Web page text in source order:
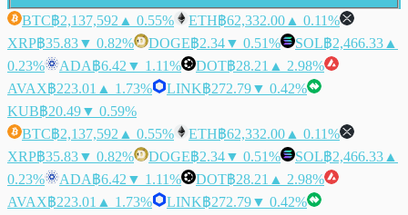
BTC฿2,137,592 ▲ 0.55% ETH฿62,332.00 ▲ 0.11%
XRP฿35.83▼ 0.82% DOGE฿2.34▼ 0.51% SOL฿2,466.33 ▲
0.23%
ADA฿6.42 ▼ 1.11% DOT฿28.21 ▲ 2.98%
AVAX฿223.01 ▲ 1.73% LINK฿272.79▼ 0.42%
KUB฿20.49▼ 0.59%
BTC฿2,137,592 ▲ 0.55% ETH฿62,332.00 ▲ 0.11%
XRP฿35.83▼ 0.82% DOGE฿2.34▼ 0.51% SOL฿2,466.33 ▲
0.23%
ADA฿6.42 ▼ 1.11% DOT฿28.21 ▲ 2.98%
AVAX฿223.01 ▲ 1.73% LINK฿272.79▼ 0.42%